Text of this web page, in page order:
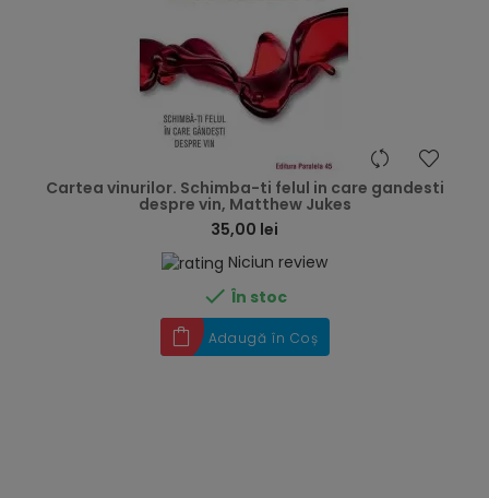
Cartea vinurilor. Schimba-ti felul in care gandesti
despre vin, Matthew Jukes
35,00 lei
Niciun review
 În stoc
Adaugă în Coș